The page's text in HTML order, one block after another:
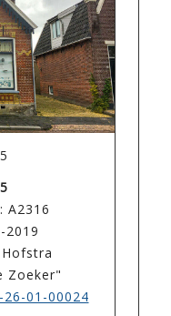
A2316
2019
Zoeker"
26-01-00024